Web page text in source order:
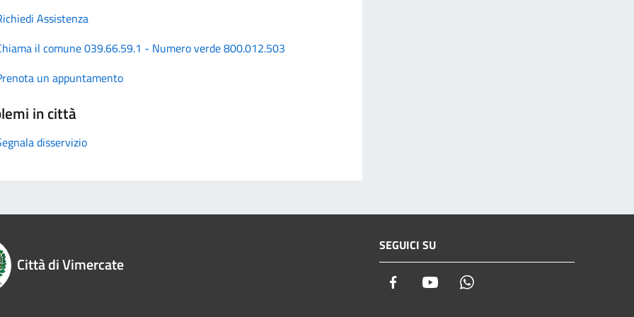
Assistenza
il comune 039.66.59.1 - Numero verde 800.012.503
un appuntamento
in città
disservizio
Città di Vimercate
SEGUICI SU
Facebook Youtube